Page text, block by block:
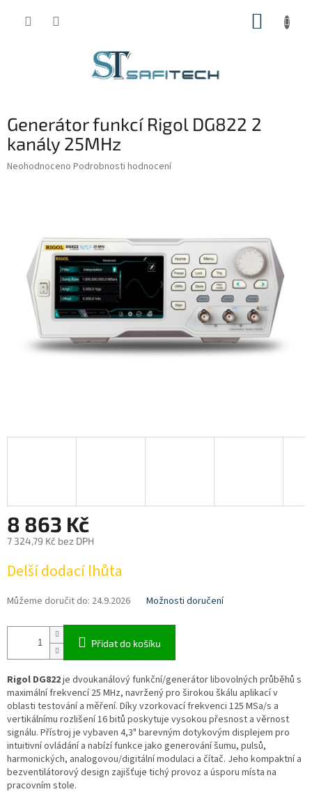
Generátor funkcí Rigol DG822 2
kanály 25MHz
Průměrné
hvězdiček.
Neohodnoceno Podrobnosti hodnocení
8 863 Kč
7 324,79 Kč bez DPH
cena:
Delší dodací lhůta
Můžeme doručit do: 24.9.2026 Možnosti doručení
Přidat do košíku
Rigol DG822je dvoukanálový funkční/generátor libovolných průběhů s
maximální frekvencí 25 MHz, navržený pro širokou škálu aplikací v
oblasti testování a měření. Díky vzorkovací frekvenci 125 MSa/s a
vertikálnímu rozlišení 16 bitů poskytuje vysokou přesnost a věrnost
signálu. Přístroj je vybaven 4,3" barevným dotykovým displejem pro
intuitivní ovládání a nabízí funkce jako generování šumu, pulsů,
harmonických, analogovou/digitální modulaci a čítač. Jeho kompaktní a
bezventilátorový design zajišťuje tichý provoz a úsporu místa na
pracovním stole.